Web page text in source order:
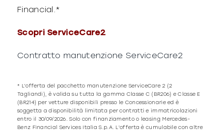
Financial.*
Scopri ServiceCare2
Contratto manutenzione ServiceCare2
* L’offerta del pacchetto manutenzione ServiceCare 2 (2
Tagliandi), è valida su tutta la gamma Classe C (BR206) e Classe E
(BR214) per vetture disponibili presso le Concessionarie ed è
soggetta a disponibilità limitata per contratti e immatricolazioni
entro il 30/09/2026. Solo con finanziamento o leasing Mercedes-
Benz Financial Services Italia S.p.A. L’offerta è cumulabile con altre